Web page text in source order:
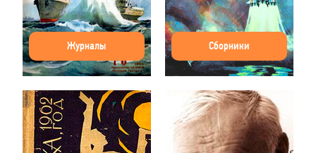
Журналы Сборники